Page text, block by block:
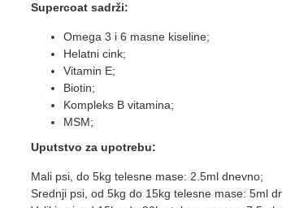
Supercoat sadrži:
Omega 3 i 6 masne kiseline;
Helatni cink;
Vitamin E;
Biotin;
Kompleks B vitamina;
MSM;
Uputstvo za upotrebu:
Mali psi, do 5kg telesne mase: 2.5ml dnevno;
Srednji psi, od 5kg do 15kg telesne mase: 5ml